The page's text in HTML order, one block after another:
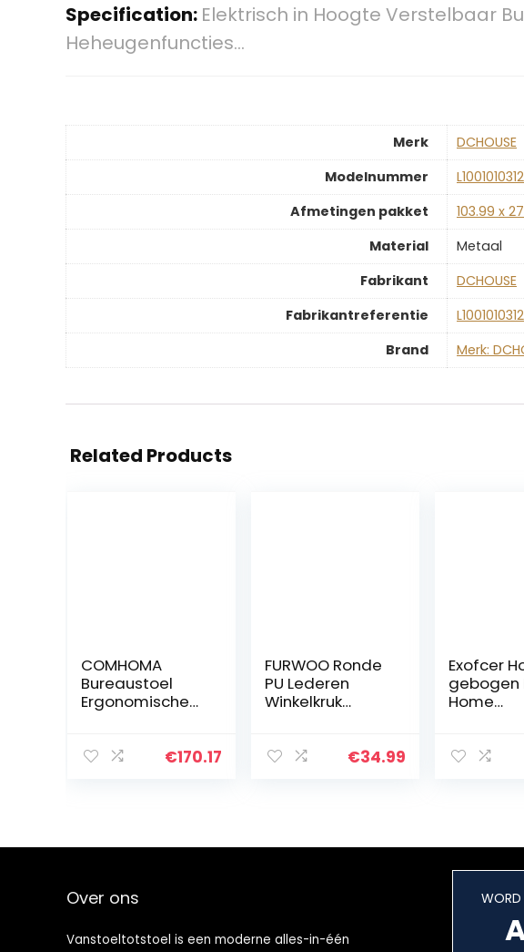
Specification: Elektrisch in Hoogte Verstelbaar
Heheugenfuncties…
Merk
‎DCHOUSE
Modelnummer
Afmetingen pakket
‎103.99 x
Material
‎Metaal
Fabrikant
‎DCHOUSE
Fabrikantreferentie
Brand
Merk:
Related Products
COMHOMA
Bureaustoel
Ergonomische
met Inklapbare
€170.17
FURWOO Ronde
PU Lederen
Winkelkruk
Draaibare Teller
€34.99
Exofcer
gebogen
Home
Over ons
Vanstoeltotstoel is een moderne alles-in-één
WORD